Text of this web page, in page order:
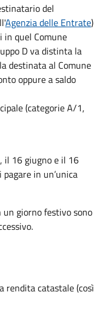
del
Agenzia delle Entrate)
in quel Comune
D va distinta la
destinata al Comune
oppure a saldo
(categorie A/1,
il 16 giugno e il 16
in un’unica
un giorno festivo sono
rendita catastale (così